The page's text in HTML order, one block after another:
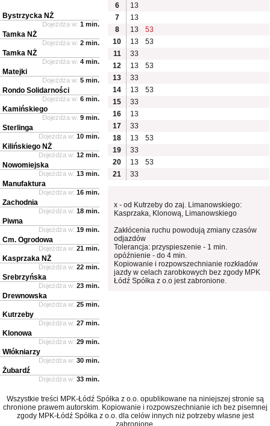
6
13
7
13
8
13
53
10
13
53
11
33
12
13
53
13
33
14
13
53
15
33
16
13
17
33
18
13
53
19
33
20
13
53
21
33
x - od Kutrzeby do zaj. Limanowskiego:
Kasprzaka, Klonową, Limanowskiego
Zakłócenia ruchu powodują zmiany czasów
odjazdów
Tolerancja: przyspieszenie - 1 min.
opóźnienie - do 4 min.
Kopiowanie i rozpowszechnianie rozkładów
jazdy w celach zarobkowych bez zgody MPK
Łódź Spółka z o.o jest zabronione.
Bystrzycka NŻ
Dojeżdża w: 1 min.
Tamka NŻ
Dojeżdża w: 2 min.
Tamka NŻ
Dojeżdża w: 4 min.
Matejki
Dojeżdża w: 5 min.
Rondo Solidarności
Dojeżdża w: 6 min.
Kamińskiego
Dojeżdża w: 9 min.
Sterlinga
Dojeżdża w: 10 min.
Kilińskiego NŻ
Dojeżdża w: 12 min.
Nowomiejska
Dojeżdża w: 13 min.
Manufaktura
Dojeżdża w: 16 min.
Zachodnia
Dojeżdża w: 18 min.
Piwna
Dojeżdża w: 19 min.
Cm. Ogrodowa
Dojeżdża w: 21 min.
Kasprzaka NŻ
Dojeżdża w: 22 min.
Srebrzyńska
Dojeżdża w: 23 min.
Drewnowska
Dojeżdża w: 25 min.
Kutrzeby
Dojeżdża w: 27 min.
Klonowa
Dojeżdża w: 29 min.
Włókniarzy
Dojeżdża w: 30 min.
Żubardź
Dojeżdża w: 33 min.
Wszystkie treści MPK-Łódź Spółka z o.o. opublikowane na niniejszej stronie są
chronione prawem autorskim. Kopiowanie i rozpowszechnianie ich bez pisemnej
zgody MPK-Łódź Spółka z o.o. dla celów innych niż potrzeby własne jest
zabronione.